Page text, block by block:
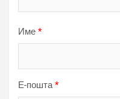
Име *
Е-пошта*